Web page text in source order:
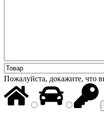
Пожалуйста, докажите, что